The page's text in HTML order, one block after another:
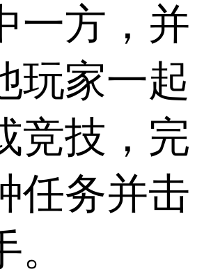
一方，并
玩家一起
竞技，完
任务并击